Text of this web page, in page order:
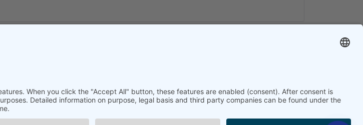
|Allmänna affärsvillkor|Kontakt
| Alla rättigheter förbehållna.